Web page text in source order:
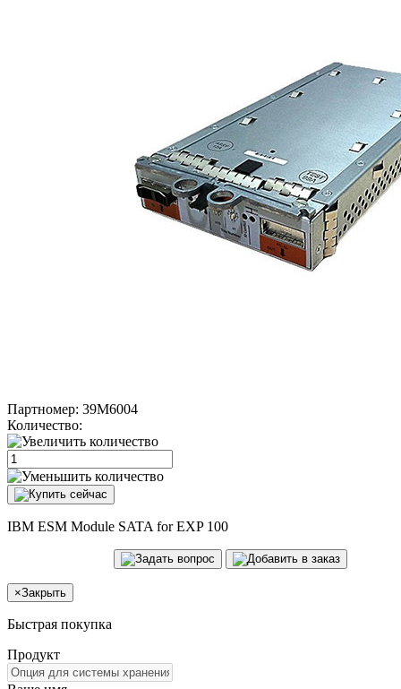
Партномер: 39M6004
Количество:
IBM ESM Module SATA for EXP 100
×Закрыть
Быстрая покупка
Продукт